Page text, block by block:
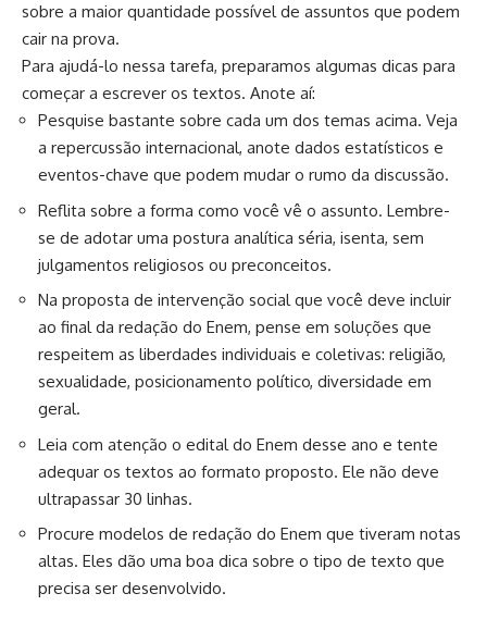
sobre a maior quantidade possível de assuntos que podem
cair na prova.
Para ajudá-lo nessa tarefa, preparamos algumas dicas para
começar a escrever os textos. Anote aí:
Pesquise bastante sobre cada um dos temas acima. Veja
a repercussão internacional, anote dados estatísticos e
eventos-chave que podem mudar o rumo da discussão.
Reflita sobre a forma como você vê o assunto. Lembre-
se de adotar uma postura analítica séria, isenta, sem
julgamentos religiosos ou preconceitos.
Na proposta de intervenção social que você deve incluir
ao final da redação do Enem, pense em soluções que
respeitem as liberdades individuais e coletivas: religião,
sexualidade, posicionamento político, diversidade em
geral.
Leia com atenção o edital do Enem desse ano e tente
adequar os textos ao formato proposto. Ele não deve
ultrapassar 30 linhas.
Procure modelos de redação do Enem que tiveram notas
altas. Eles dão uma boa dica sobre o tipo de texto que
precisa ser desenvolvido.